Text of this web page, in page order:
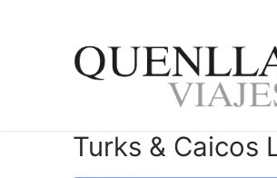
Turks & Caicos